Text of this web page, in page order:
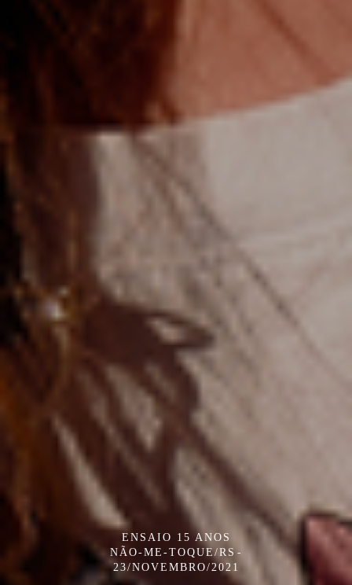
ENSAIO 15 ANOS
NÃO-ME-TOQUE/RS
23/NOVEMBRO/2021